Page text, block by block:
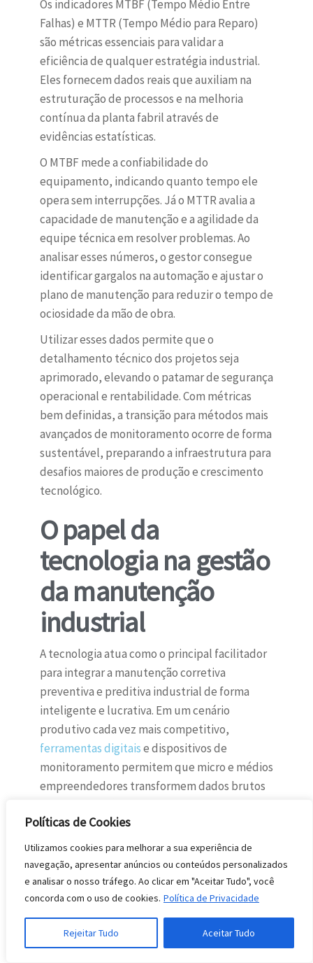
Políticas de Cookies
Utilizamos cookies para melhorar a sua experiência de
navegação, apresentar anúncios ou conteúdos personalizados
e analisar o nosso tráfego. Ao clicar em "Aceitar Tudo", você
concorda com o uso de cookies. Política de Privacidade
Rejeitar Tudo Aceitar Tudo
Os indicadores MTBF (Tempo Médio Entre
Falhas) e MTTR (Tempo Médio para Reparo)
são métricas essenciais para validar a
eficiência de qualquer estratégia industrial.
Eles fornecem dados reais que auxiliam na
estruturação de processos e na melhoria
contínua da planta fabril através de
evidências estatísticas.
O MTBF mede a confiabilidade do
equipamento, indicando quanto tempo ele
opera sem interrupções. Já o MTTR avalia a
capacidade de manutenção e a agilidade da
equipe técnica em resolver problemas. Ao
analisar esses números, o gestor consegue
identificar gargalos na automação e ajustar o
plano de manutenção para reduzir o tempo de
ociosidade da mão de obra.
Utilizar esses dados permite que o
detalhamento técnico dos projetos seja
aprimorado, elevando o patamar de segurança
operacional e rentabilidade. Com métricas
bem definidas, a transição para métodos mais
avançados de monitoramento ocorre de forma
sustentável, preparando a infraestrutura para
desafios maiores de produção e crescimento
tecnológico.
O papel da
tecnologia na gestão
da manutenção
industrial
A tecnologia atua como o principal facilitador
para integrar a manutenção corretiva
preventiva e preditiva industrial de forma
inteligente e lucrativa. Em um cenário
produtivo cada vez mais competitivo,
ferramentas digitaise dispositivos de
monitoramento permitem que micro e médios
empreendedores transformem dados brutos
O uso de soluções tecnológicas garante que a
planta fabril opere com máxima
previsibilidade. Quando a engenharia
mecânica é aliada à digitalização, o controle
sobre a vida útil dos ativos torna-se muito
focando na disponibilidade real de cada